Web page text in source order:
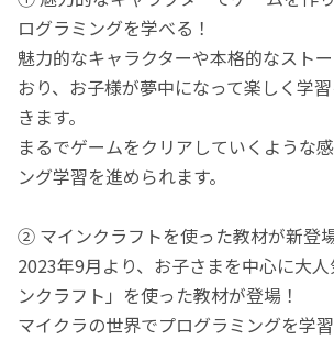
ログラミングを学べる！
魅力的なキャラクターや本格的なスト
おり、お子様が夢中になって楽しく学
きます。
まるでゲームをクリアしていくような
ング学習を進められます。
② マインクラフトを使った教材が新登
2023年9月より、お子さまを中心に大
ンクラフト」を使った教材が登場！
マイクラの世界でプログラミングを学